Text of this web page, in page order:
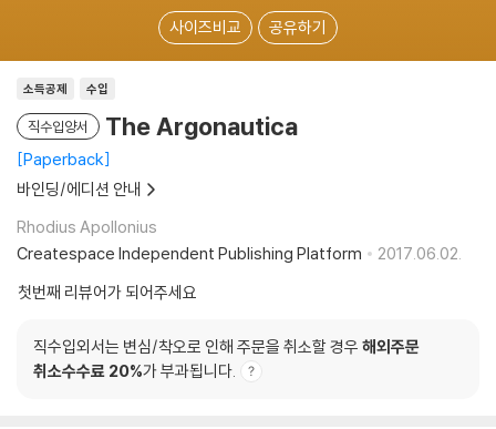
사이즈비교 공유하기
소득공제 수입
직수입양서 The Argonautica
Paperback
바인딩/에디션 안내
Rhodius Apollonius
Createspace Independent Publishing Platform
2017.06.02.
첫번째 리뷰어가 되어주세요
직수입외서는 변심/착오로 인해 주문을 취소할 경우 해외주문
취소수수료 20%가 부과됩니다.